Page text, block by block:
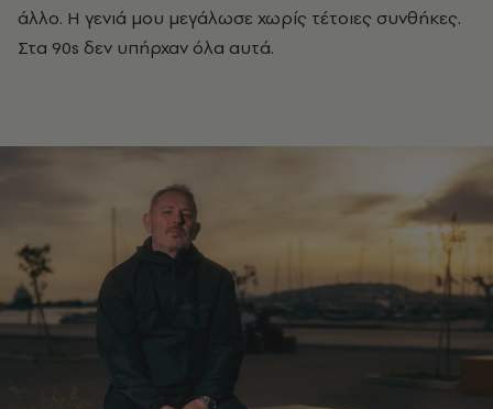
άλλο. Η γενιά μου μεγάλωσε χωρίς τέτοιες συνθήκες.
Στα 90s δεν υπήρχαν όλα αυτά.